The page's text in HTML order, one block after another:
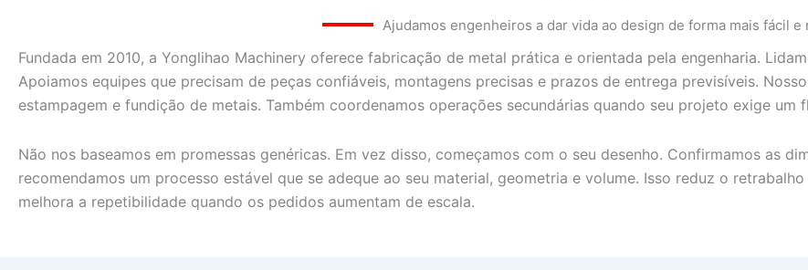
Ajudamos engenheiros a dar vida ao design de forma mais fácil e
Fundada em 2010, a Yonglihao Machinery oferece fabricação de metal prática e orientada pela engenharia.
Apoiamos equipes que precisam de peças confiáveis, montagens precisas e prazos de entrega previsíveis.
estampagem e fundição de metais. Também coordenamos operações secundárias quando seu projeto exige um
Não nos baseamos em promessas genéricas. Em vez disso, começamos com o seu desenho. Confirmamos as
recomendamos um processo estável que se adeque ao seu material, geometria e volume. Isso reduz o
melhora a repetibilidade quando os pedidos aumentam de escala.